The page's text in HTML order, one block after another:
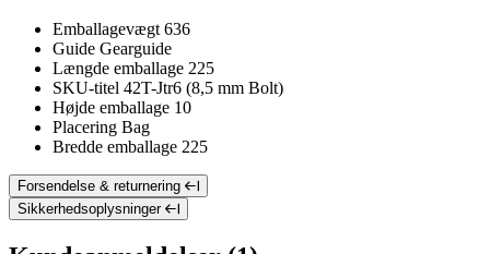
Emballagevægt 636
Guide Gearguide
Længde emballage 225
SKU-titel 42T-Jtr6 (8,5 mm Bolt)
Højde emballage 10
Placering Bag
Bredde emballage 225
Forsendelse & returnering
Sikkerhedsoplysninger